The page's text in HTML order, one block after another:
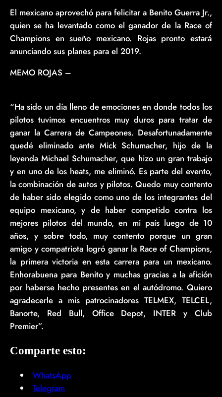
El mexicano aprovechó para felicitar a Benito Guerra Jr.,
quien se ha levantado como el ganador de la Race of
Champions en sueño mexicano. Rojas pronto estará
anunciando sus planes para el 2019.
MEMO ROJAS –
“Ha sido un día lleno de emociones en donde todos los
pilotos tuvimos encuentros muy duros para tratar de
ganar la Carrera de Campeones. Desafortunadamente
quedé eliminado ante Mick Schumacher, hijo de la
leyenda Michael Schumacher, que hizo un gran trabajo
y en uno de los heats, me eliminó. Es parte del evento,
la combinación de autos y pilotos. Quedo muy contento
de haber sido elegido como uno de los integrantes del
equipo mexicano, y de haber competido contra los
mejores pilotos del mundo, en mi país luego de 10
años, y sobre todo, muy contento porque un gran
amigo y compatriota logró ganar la Race of Champions,
la primera victoria en esta carrera para un mexicano.
Enhorabuena para Benito y muchas gracias a la afición
por haberse hecho presentes en el autódromo. Quiero
agradecerle a mis patrocinadores TELMEX, TELCEL,
Banorte, Red Bull, Office Depot, INTER y Club
Premier”.
Comparte esto:
WhatsApp
Telegram